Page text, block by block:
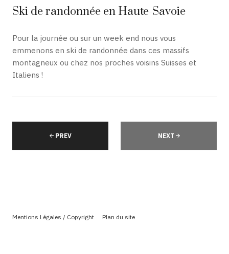
Ski de randonnée en Haute-Savoie
Pour la journée ou sur un week end nous vous
emmenons en ski de randonnée dans ces massifs
montagneux ou chez nos proches voisins Suisses et
Italiens !
PREV NEXT
Mentions Légales / Copyright Plan du site